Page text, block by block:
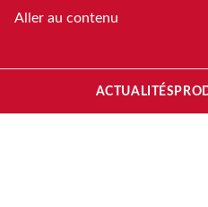
Aller au contenu
ACTUALITÉS